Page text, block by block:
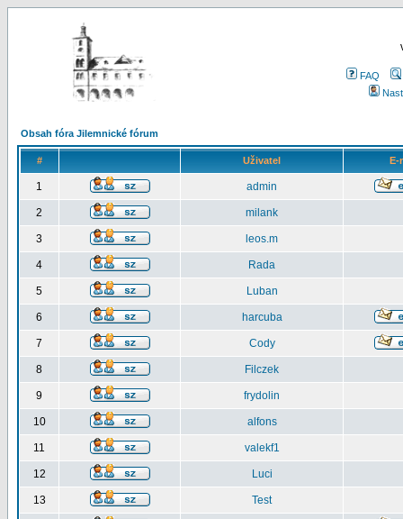
FAQ
Obsah fóra Jilemnické fórum
# Uživatel E-
1 admin
2 milank
3 leos.m
4 Rada
5 Luban
6 harcuba
7 Cody
8 Filczek
9 frydolin
10 alfons
11 valekf1
12 Luci
13 Test